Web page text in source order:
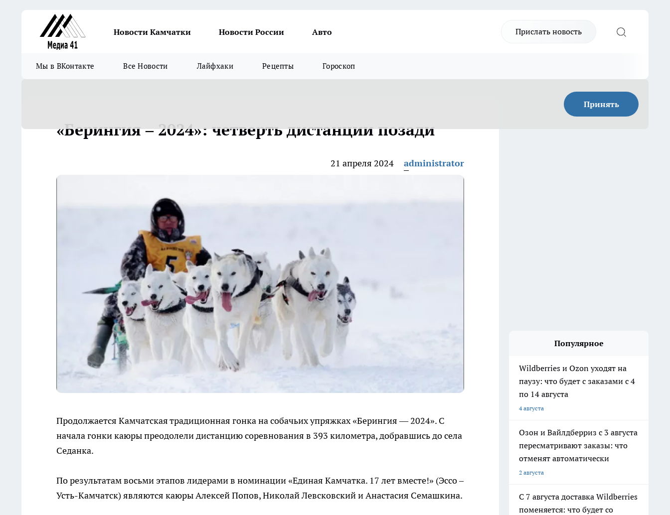
Новости Камчатки Новости России Авто Прислать новость
Мы в ВКонтакте Все Новости Лайфхаки Рецепты Гороскоп
Принять
«Берингия – 2024»: четверть дистанции позади
21 апреля 2024 administrator
Продолжается Камчатская традиционная гонка на собачьих упряжках «Берингия — 2024». С
начала гонки каюры преодолели дистанцию соревнования в 393 километра, добравшись до села
Седанка.
По результатам восьми этапов лидерами в номинации «Единая Камчатка. 17 лет вместе!» (Эссо –
Усть-Камчатск) являются каюры Алексей Попов, Николай Левсковский и Анастасия Семашкина.
Популярное
Wildberries и Ozon уходят на
паузу: что будет с заказами с 4
по 14 августа
4 августа
Озон и Вайлдберриз с 3 августа
пересматривают заказы: что
отменят автоматически
2 августа
С 7 августа доставка Wildberries
поменяется: что будет со